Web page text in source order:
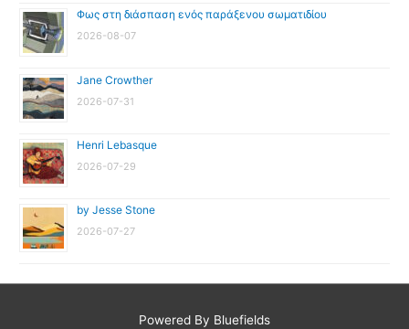
Φως στη διάσπαση ενός παράξενου σωματιδίου
2026-08-07
Jane Crowther
2026-07-31
Henri Lebasque
2026-07-29
by Jesse Stone
2026-07-27
Powered By Bluefields